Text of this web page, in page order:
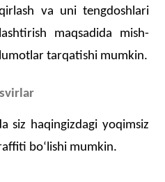
va uni tengdoshlari
maqsadida mish-
tarqatishi mumkin.
siz haqingizdagi yoqimsiz
boʻlishi mumkin.